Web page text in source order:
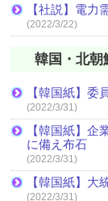
【社説】電
(2022/3/22)
韓国・北朝
【韓国紙】委
(2022/3/31)
【韓国紙】
に備え布石
(2022/3/31)
【韓国紙】大
(2022/3/31)